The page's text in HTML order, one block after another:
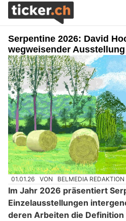
Serpentine 2026: David
wegweisender
01.01.26 VON BELMEDIA REDAKTION
Im Jahr 2026 präsentiert
Einzelausstellungen
deren Arbeiten die